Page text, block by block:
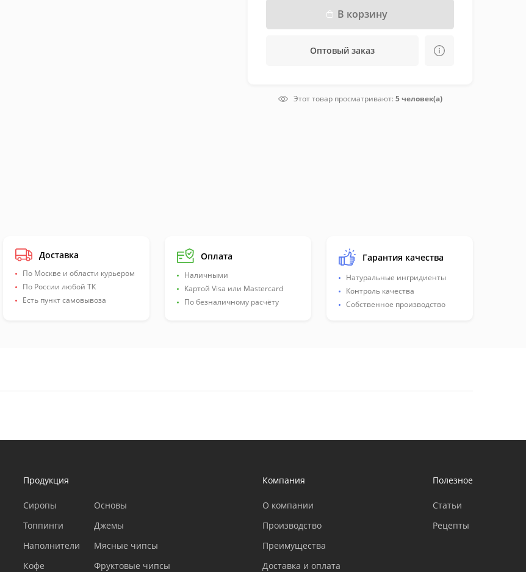
В корзину
Оптовый заказ
Этот товар просматривают: 5 человек(а)
Доставка
По Москве и области курьером
По России любой ТК
Есть пункт самовывоза
Оплата
Наличными
Картой Visa или Mastercard
По безналичному расчёту
Гарантия качества
Натуральные ингридиенты
Контроль качества
Собственное производство
Продукция
Сиропы
Топпинги
Наполнители
Кофе
Основы
Джемы
Мясные чипсы
Фруктовые чипсы
Компания
О компании
Производство
Преимущества
Доставка и оплата
Полезное
Статьи
Рецепты